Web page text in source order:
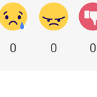
0 0 0